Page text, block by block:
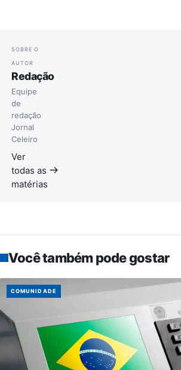
SOBRE O
AUTOR
Redação
Equipe
de
redação
Jornal
Celeiro
Ver
todas as
matérias
Você também pode gostar
COMUNIDADE